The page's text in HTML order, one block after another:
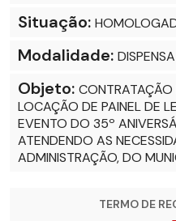
Situação:
Modalidade:
Objeto: CONTRATAÇÃO
LOCAÇÃO DE PAINEL DE
EVENTO DO 35º
ATENDENDO AS
ADMINISTRAÇÃO, DO
TERMO DE